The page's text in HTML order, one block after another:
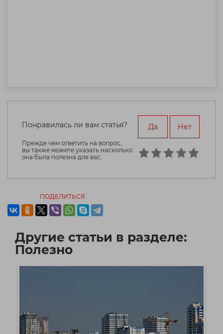
Понравилась ли вам статья?
Прежде чем ответить на вопрос,
вы также можете указать насколько
она была полезна для вас.
Да Нет
ПОДЕЛИТЬСЯ
Другие статьи в разделе:
Полезно